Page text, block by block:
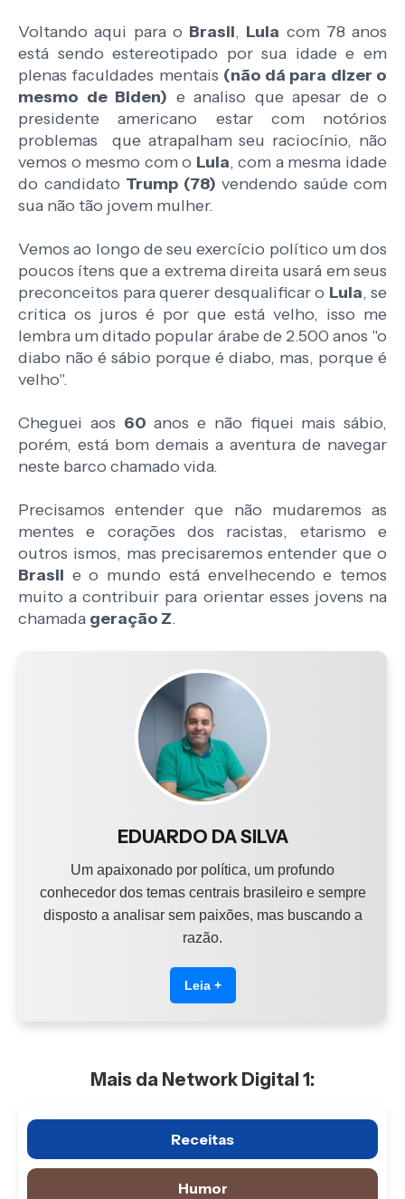
Voltando aqui para o Brasil, Lula com 78 anos
está sendo estereotipado por sua idade e em
plenas faculdades mentais (não dá para dizer o
mesmo de Biden) e analiso que apesar de o
presidente americano estar com notórios
problemas que atrapalham seu raciocínio, não
vemos o mesmo com o Lula, com a mesma idade
do candidato Trump (78) vendendo saúde com
sua não tão jovem mulher.
Vemos ao longo de seu exercício político um dos
poucos ítens que a extrema direita usará em seus
preconceitos para querer desqualificar o Lula, se
critica os juros é por que está velho, isso me
lembra um ditado popular árabe de 2.500 anos "o
diabo não é sábio porque é diabo, mas, porque é
velho".
Cheguei aos 60 anos e não fiquei mais sábio,
porém, está bom demais a aventura de navegar
neste barco chamado vida.
Precisamos entender que não mudaremos as
mentes e corações dos racistas, etarismo e
outros ismos, mas precisaremos entender que o
Brasil e o mundo está envelhecendo e temos
muito a contribuir para orientar esses jovens na
chamada geração Z.
EDUARDO DA SILVA
Um apaixonado por política, um profundo
conhecedor dos temas centrais brasileiro e sempre
disposto a analisar sem paixões, mas buscando a
razão.
Leia +
Mais da Network Digital 1:
Receitas
Humor